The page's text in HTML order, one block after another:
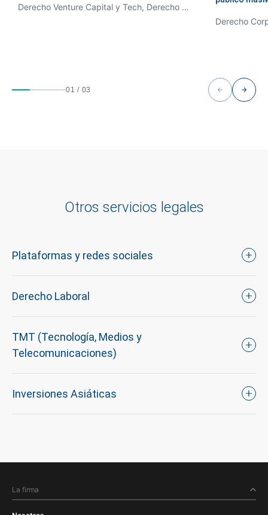
Derecho Venture Capital y Tech, Derecho Corporativo / Fusiones y Adquisiciones
01 / 03
Otros servicios legales
Plataformas y redes sociales
Derecho Laboral
TMT (Tecnología, Medios y
Telecomunicaciones)
Inversiones Asiáticas
La firma